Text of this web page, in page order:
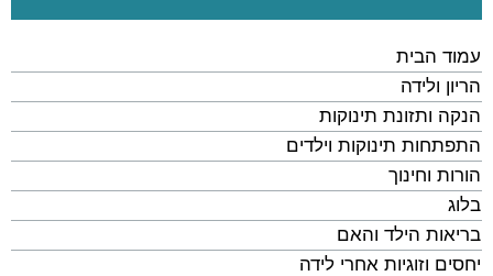
עמוד הבית
הריון ולידה
הנקה ותזונת תינוקות
התפתחות תינוקות וילדים
הורות וחינוך
בלוג
בריאות הילד והאם
יחסים וזוגיות אחרי לידה